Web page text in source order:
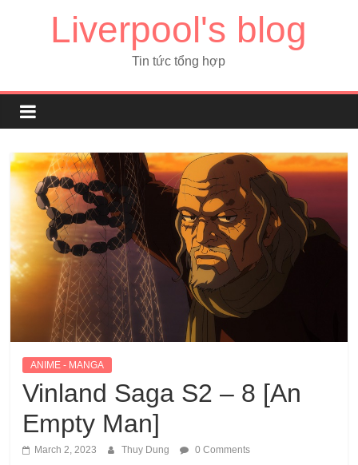
Liverpool's blog
Tin tức tổng hợp
ANIME - MANGA
Vinland Saga S2 – 8 [An
Empty Man]
March 2, 2023 Thuy Dung 0 Comments